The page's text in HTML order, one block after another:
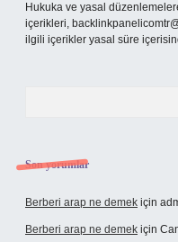
Hukuka ve yasal
içerikleri,
ilgili içerikler yasal süre
Son yorumlar
Berberi arap ne demek için
Berberi arap ne demek için